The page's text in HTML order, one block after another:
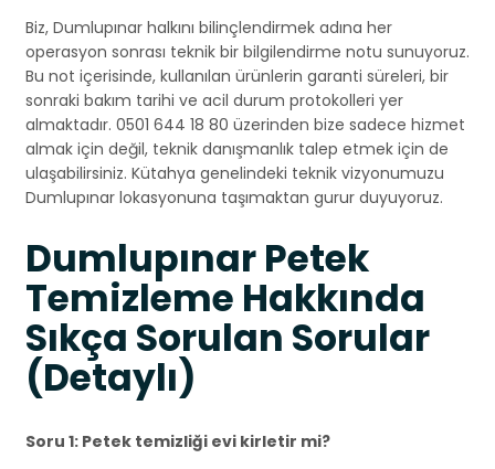
Biz, Dumlupınar halkını bilinçlendirmek adına her
operasyon sonrası teknik bir bilgilendirme notu sunuyoruz.
Bu not içerisinde, kullanılan ürünlerin garanti süreleri, bir
sonraki bakım tarihi ve acil durum protokolleri yer
almaktadır. 0501 644 18 80 üzerinden bize sadece hizmet
almak için değil, teknik danışmanlık talep etmek için de
ulaşabilirsiniz. Kütahya genelindeki teknik vizyonumuzu
Dumlupınar lokasyonuna taşımaktan gurur duyuyoruz.
Dumlupınar Petek
Temizleme Hakkında
Sıkça Sorulan Sorular
(Detaylı)
Soru 1: Petek temizliği evi kirletir mi?